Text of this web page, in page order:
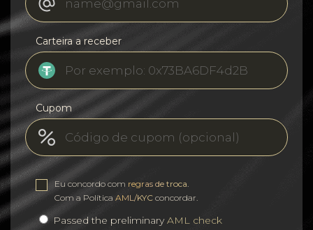
Carteira a receber
Cupom
Eu concordo com regras de troca
Com a Política AML/KYC concordar.
Passed the preliminaryAML check